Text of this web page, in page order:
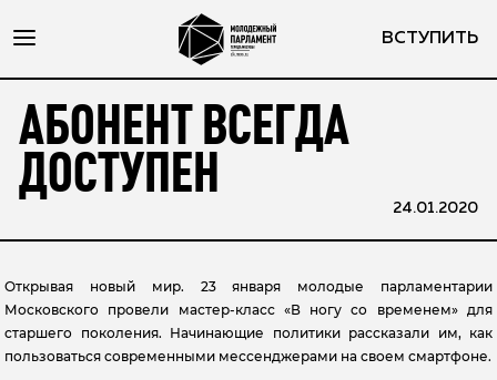
ВСТУПИТЬ
АБОНЕНТ ВСЕГДА
ДОСТУПЕН
24.01.2020
Открывая новый мир. 23 января молодые парламентарии
Московского провели мастер-класс «В ногу со временем» для
старшего поколения. Начинающие политики рассказали им, как
пользоваться современными мессенджерами на своем смартфоне.